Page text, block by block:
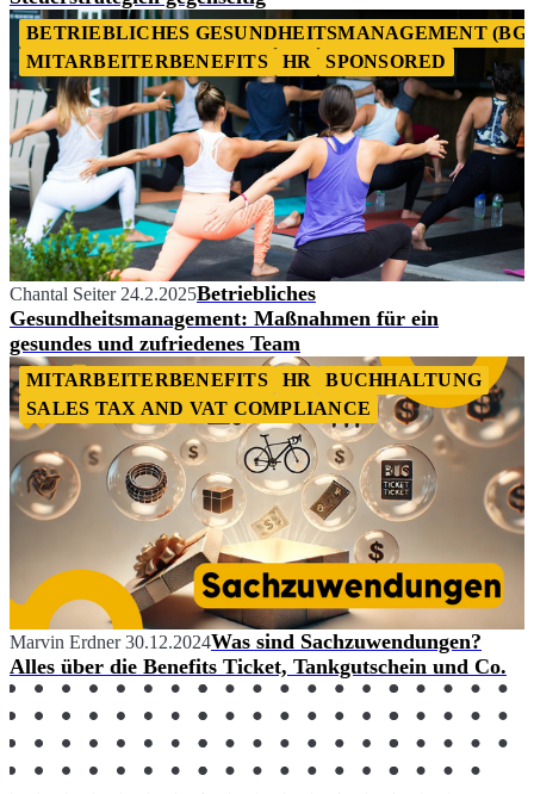
BETRIEBLICHES GESUNDHEITSMANAGEMENT
MITARBEITERBENEFITS
HR SPONSORED
Chantal Seiter 24.2.2025Betriebliches
Gesundheitsmanagement: Maßnahmen für ein
gesundes und zufriedenes Team
MITARBEITERBENEFITS HR
BUCHHALTUNG
SALES TAX AND VAT COMPLIANCE
Marvin Erdner 30.12.2024Was sind Sachzuwendungen?
Alles über die Benefits Ticket, Tankgutschein und Co.